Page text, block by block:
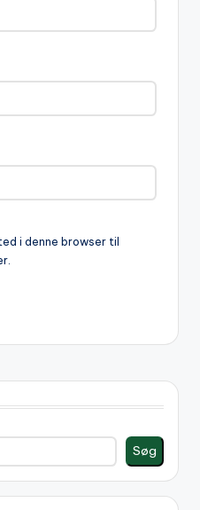
i denne browser til
Søg